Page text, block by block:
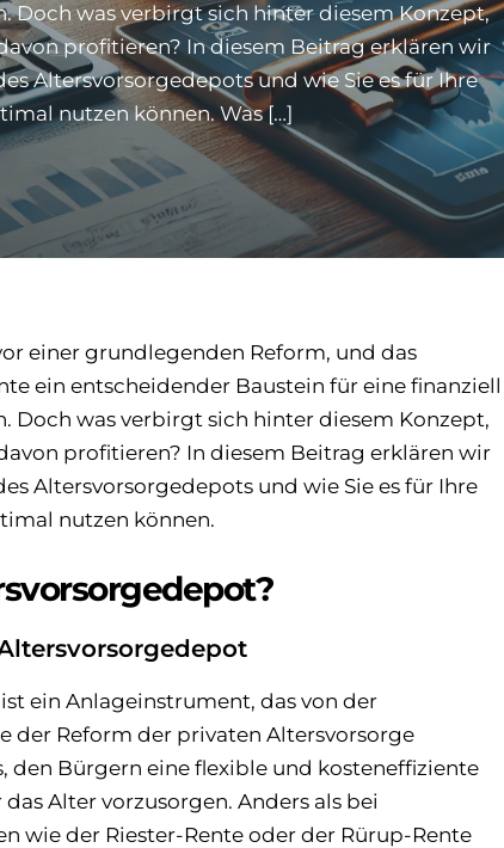
Doch was verbirgt sich hinter diesem Konzept,
profitieren? In diesem Beitrag erklären wir
Altersvorsorgedepots und wie Sie es für Ihre
nutzen können. Was […]
einer grundlegenden Reform, und das
ein entscheidender Baustein für eine finanziell
Doch was verbirgt sich hinter diesem Konzept,
profitieren? In diesem Beitrag erklären wir
Altersvorsorgedepots und wie Sie es für Ihre
nutzen können.
ein Anlageinstrument, das von der
der Reform der privaten Altersvorsorge
den Bürgern eine flexible und kosteneffiziente
Alter vorzusorgen. Anders als bei
wie der Riester-Rente oder der Rürup-Rente